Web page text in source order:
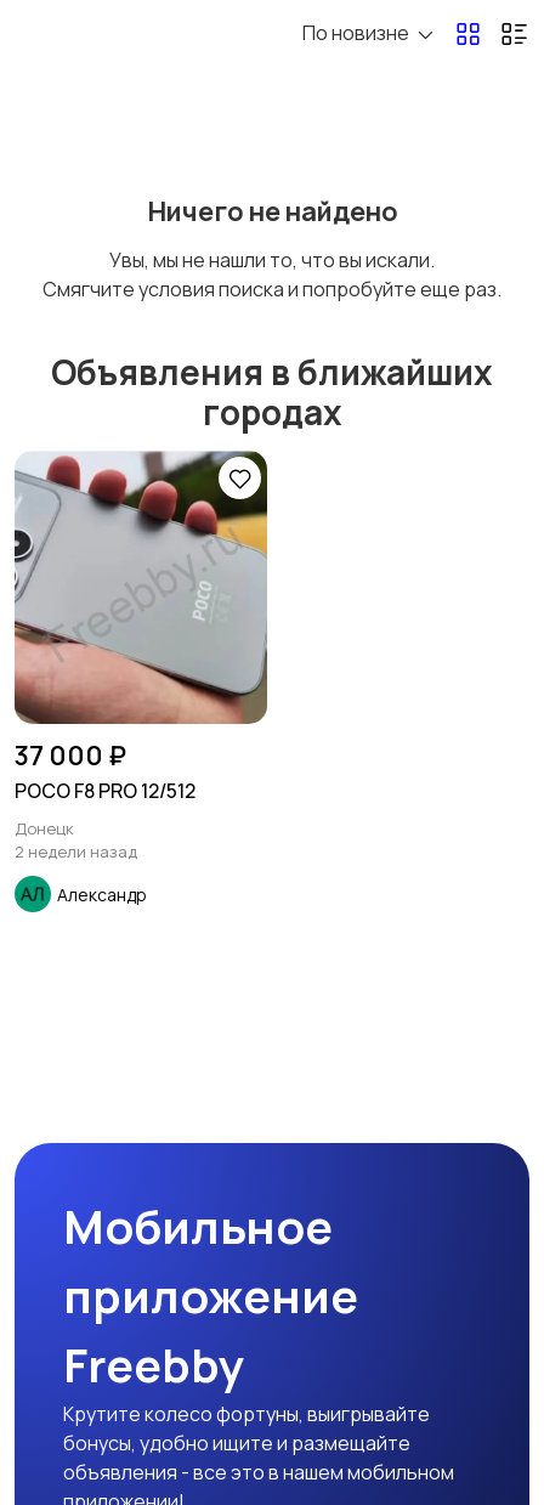
Запчасти
аккумуляторы
По новизне
Ничего не найдено
Увы, мы не нашли то, что вы искали.
Смягчите условия поиска и попробуйте еще раз.
Объявления в ближайших
городах
37 000 ₽
POCO F8 PRO 12/512
Донецк
2 недели назад
Александр
Мобильное
приложение
Freebby
Крутите колесо фортуны, выигрывайте
бонусы, удобно ищите и размещайте
объявления - все это в нашем мобильном